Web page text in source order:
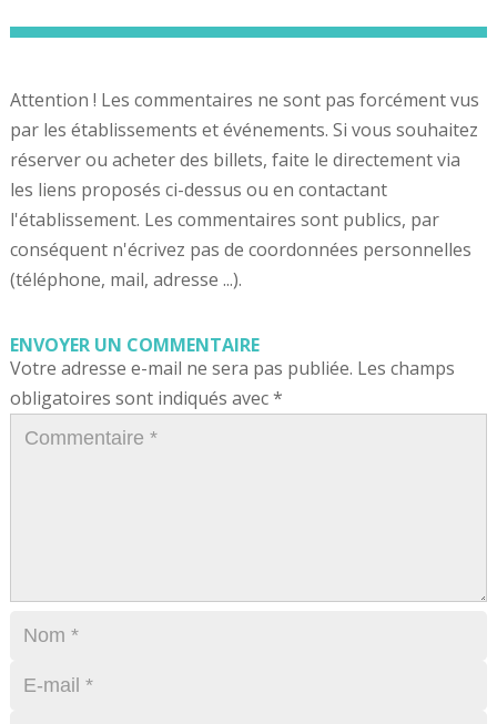
Attention ! Les commentaires ne sont pas forcément vus
par les établissements et événements. Si vous souhaitez
réserver ou acheter des billets, faite le directement via
les liens proposés ci-dessus ou en contactant
l'établissement. Les commentaires sont publics, par
conséquent n'écrivez pas de coordonnées personnelles
(téléphone, mail, adresse ...).
ENVOYER UN COMMENTAIRE
Votre adresse e-mail ne sera pas publiée. Les champs
obligatoires sont indiqués avec*